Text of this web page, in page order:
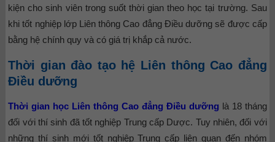
kiện cho sinh viên trong suốt thời gian theo học tại trường. Sau
khi tốt nghiệp lớp Liên thông Cao đẳng Điều dưỡng sẽ được cấp
bằng hệ chính quy và có giá trị khắp cả nước.
Thời gian đào tạo hệ Liên thông Cao đẳng
Điều dưỡng
Thời gian học Liên thông Cao đẳng Điều dưỡng là 18 tháng
đối với thí sinh đã tốt nghiệp Trung cấp Dược. Tuy nhiên, đối với
những thí sinh mới tốt nghiệp Trung cấp liên quan đến nhóm